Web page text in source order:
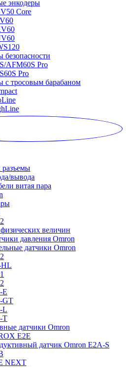
энкодеры
Core
безопасности
AFM60S Pro
Pro
с тросовым барабаном
разъемы
вывода
витая пара
величин
давления Omron
датчики Omron
HL
E
GT
L
T
датчики Omron
E2E
датчик Omron E2A-S
NEXT